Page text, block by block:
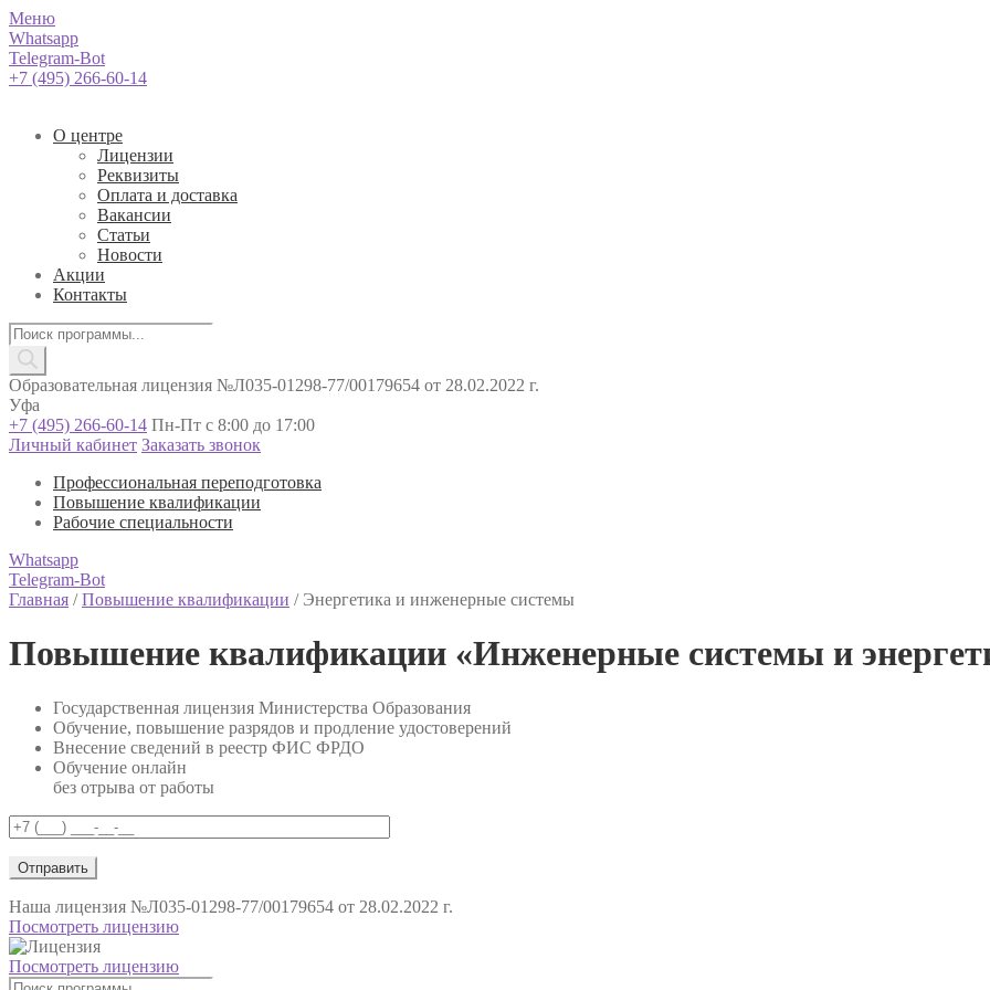
Меню
Whatsapp
Telegram-Bot
+7 (495) 266-60-14
О центре
Лицензии
Реквизиты
Оплата и доставка
Вакансии
Статьи
Новости
Акции
Контакты
Поиск
товаров
Образовательная лицензия №Л035-01298-77/00179654 от 28.02.2022 г.
Уфа
+7 (495) 266-60-14 Пн-Пт с 8:00 до 17:00
Личный кабинет Заказать звонок
Профессиональная переподготовка
Повышение квалификации
Рабочие специальности
Whatsapp
Telegram-Bot
Главная /Повышение квалификации / Энергетика и инженерные системы
Повышение квалификации «Инженерные системы и
Государственная лицензия Министерства Образования
Обучение, повышение разрядов и продление удостоверений
Внесение сведений в реестр ФИС ФРДО
Обучение онлайн
без отрыва от работы
Наша лицензия №Л035-01298-77/00179654 от 28.02.2022 г.
Посмотреть лицензию
Посмотреть лицензию
Поиск